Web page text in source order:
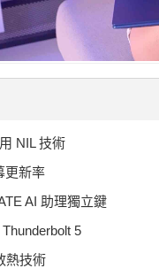
NIL 技術
更新率
AI 助理獨立鍵
5
熱技術